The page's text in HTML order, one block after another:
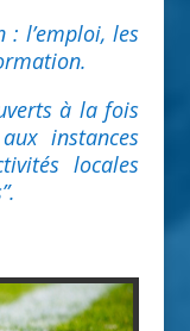
: l’emploi, les
à la fois
instances
locales